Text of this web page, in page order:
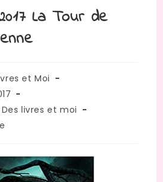
La Tour de
et Moi
Des livres et moi